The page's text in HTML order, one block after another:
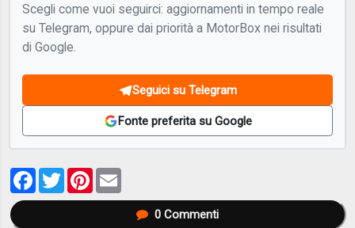
Scegli come vuoi seguirci: aggiornamenti in tempo reale
su Telegram, oppure dai priorità a MotorBox nei risultati
di Google.
Seguici su Telegram
Fonte preferita su Google
Facebook
TwitterPinterest
0Commenti